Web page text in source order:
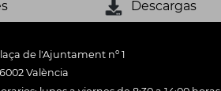
Descargas
de l'Ajuntament nº 1
València